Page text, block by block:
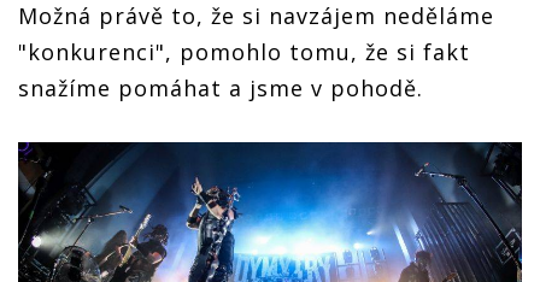
Možná právě to, že si navzájem neděláme
"konkurenci", pomohlo tomu, že si fakt
snažíme pomáhat a jsme v pohodě.